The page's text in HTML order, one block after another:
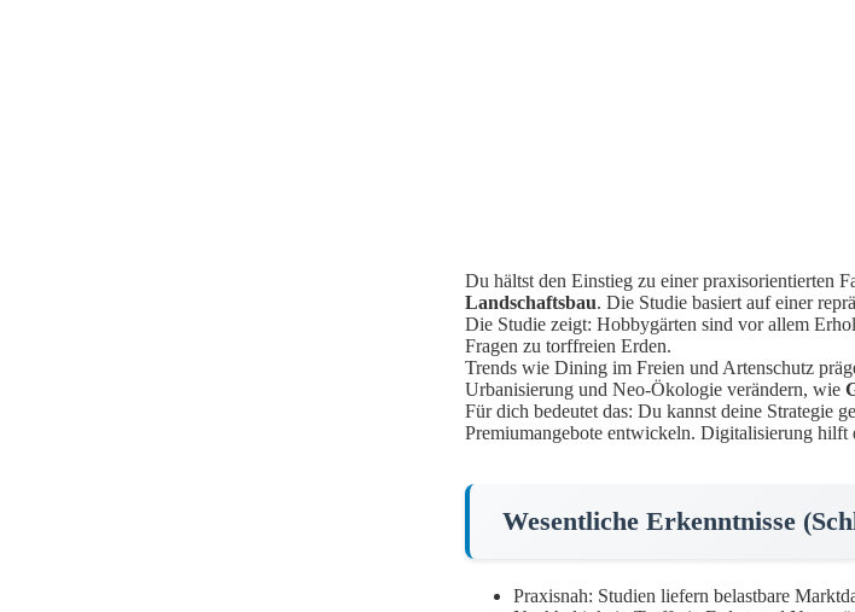
Du hältst den Einstieg zu einer praxisorientierten
Landschaftsbau. Die Studie basiert auf einer
Die Studie zeigt: Hobbygärten sind vor allem
Fragen zu torffreien Erden.
Trends wie Dining im Freien und Artenschutz
Urbanisierung und Neo-Ökologie verändern, wie
Für dich bedeutet das: Du kannst deine Strategie
Premiumangebote entwickeln. Digitalisierung hilft
Wesentliche Erkenntnisse
Praxisnah: Studien liefern belastbare